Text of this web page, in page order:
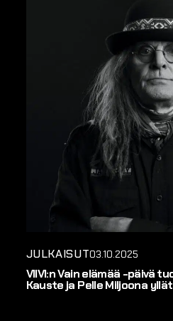
JULKAISUT03.10.2025
VIIVI:n Vain elämää -päivä
Kauste ja Pelle Miljoona